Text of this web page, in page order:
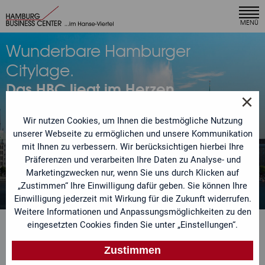
Wunderbare Hamburger
Citylage.
Das HBC liegt im Herzen
Jetzt individuelles Angebot
anfordern
Grenzenlos
MENÜ
×
Ihr Angebot anfordern
Unser Team bearbeitet Ihre Anfrage umgehend und
meldet sich mit einem individuellen Angebot bei Ihnen.
Sie möchten ein speziell auf Ihre Bedürfnisse
uns einfach Ihre Anforderungen mit.
Anrede
Name
Telefon
×
Wir nutzen Cookies, um Ihnen die bestmögliche Nutzung
unserer Webseite zu ermöglichen und unsere Kommunikation
mit Ihnen zu verbessern. Wir berücksichtigen hierbei Ihre
Präferenzen und verarbeiten Ihre Daten zu Analyse- und
Marketingzwecken nur, wenn Sie uns durch Klicken auf
„Zustimmen“ Ihre Einwilligung dafür geben. Sie können Ihre
Einwilligung jederzeit mit Wirkung für die Zukunft widerrufen.
Weitere Informationen und Anpassungsmöglichkeiten zu den
eingesetzten Cookies finden Sie unter „Einstellungen“.
Zustimmen